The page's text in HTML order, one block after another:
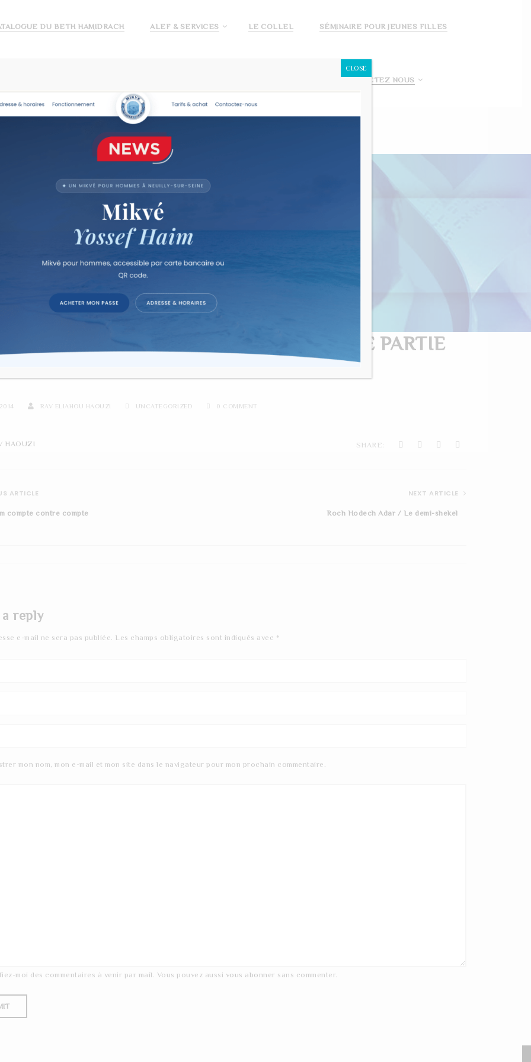
DU BETH HAMIDRACH ALEF & SERVICES LE COLLEL SÉMINAIRE POUR JEUNES FILLES
CONTACTEZ NOUS
d'étude sur texte dans la convivialité"
DIVIN DE MISERICORDE 3ÈME PARTIE
RAV ELIAHOU HAOUZI UNCATEGORIZED 0 COMMENT
HAOUZI SHARE:
ARTICLE
compte contre compte
NEXT ARTICLE
Roch Hodech Adar / Le demi-shekel
a reply
e-mail ne sera pas publiée. Les champs obligatoires sont indiqués avec *
mon nom, mon e-mail et mon site dans le navigateur pour mon prochain commentaire.
moi des commentaires à venir par mail. Vous pouvez aussi vous abonner sans commenter.
CLOSE